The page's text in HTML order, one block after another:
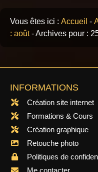
Vous êtes ici : Accueil -
: août-Archives pour :
INFORMATIONS
Création site internet
Formations & Cours
Création graphique
Retouche photo
Politiques de
Me contacter